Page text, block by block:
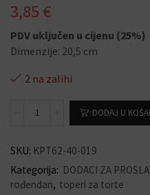
3,85 €
PDV uključen u cijenu (25%)
Dimenzije: 20,5 cm
2 na zalihi
DODAJ U
SKU: KPT62-40-019
Kategorija: DODACI ZA
rođendan, toperi za torte